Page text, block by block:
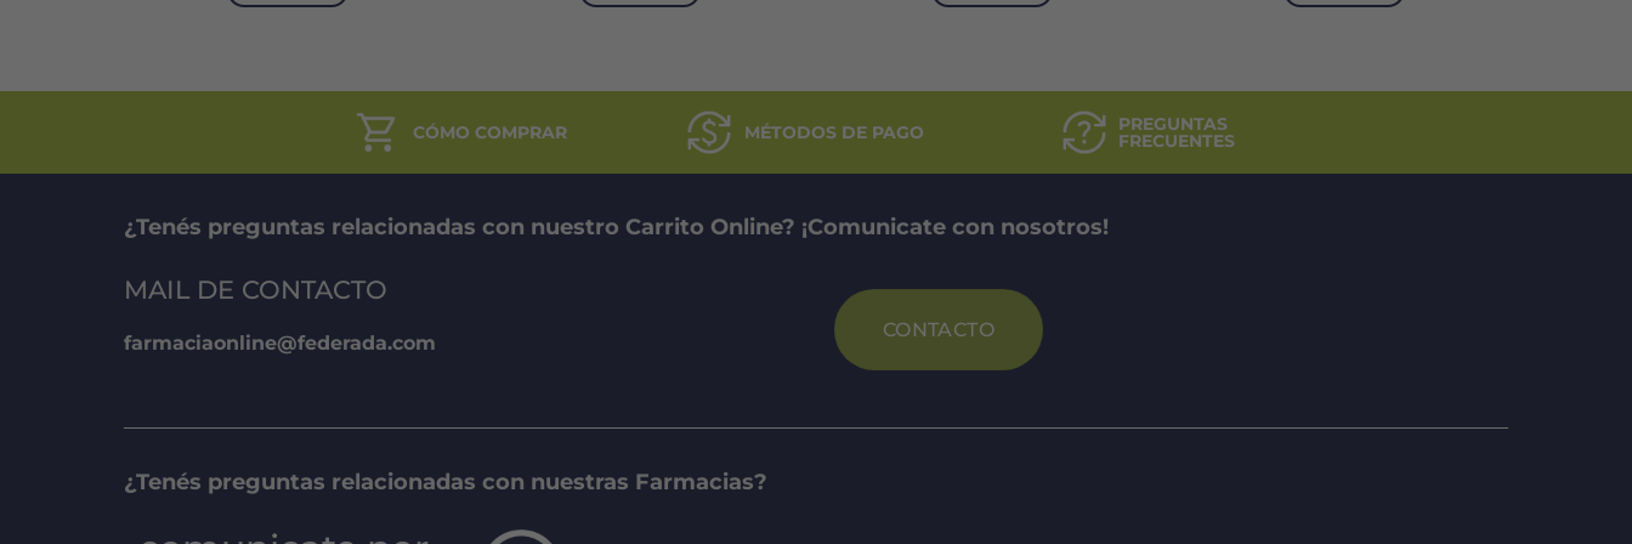
CÓMO COMPRAR MÉTODOS DE PAGO PREGUNTAS
FRECUENTES
¿Tenés preguntas relacionadas con nuestro Carrito Online? ¡Comunicate con nosotros!
MAIL DE CONTACTO
farmaciaonline@federada.com
CONTACTO
¿Tenés preguntas relacionadas con nuestras Farmacias?